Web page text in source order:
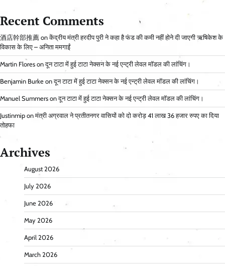
Recent Comments
酒店幹部推薦 onकेंद्रीय मंत्री हरदीप पुरी ने कहा है फंड की कमी नहीं होने दी जाएगी ऋषिकेश के
विकास के लिए – अनिता ममगाईं
Martin Flores onदून टाटा में हुई टाटा नेक्सन के नई एन्ट्री लेवल मॉडल की लांचिंग।
Benjamin Burke onदून टाटा में हुई टाटा नेक्सन के नई एन्ट्री लेवल मॉडल की लांचिंग।
Manuel Summers onदून टाटा में हुई टाटा नेक्सन के नई एन्ट्री लेवल मॉडल की लांचिंग।
Justinmip onमंत्री अग्रवाल ने प्रतीतनगर वासियों को दो करोड़ 41 लाख 36 हजार रुपए का दिया
तोहफा
Archives
August 2026
July 2026
June 2026
May 2026
April 2026
March 2026